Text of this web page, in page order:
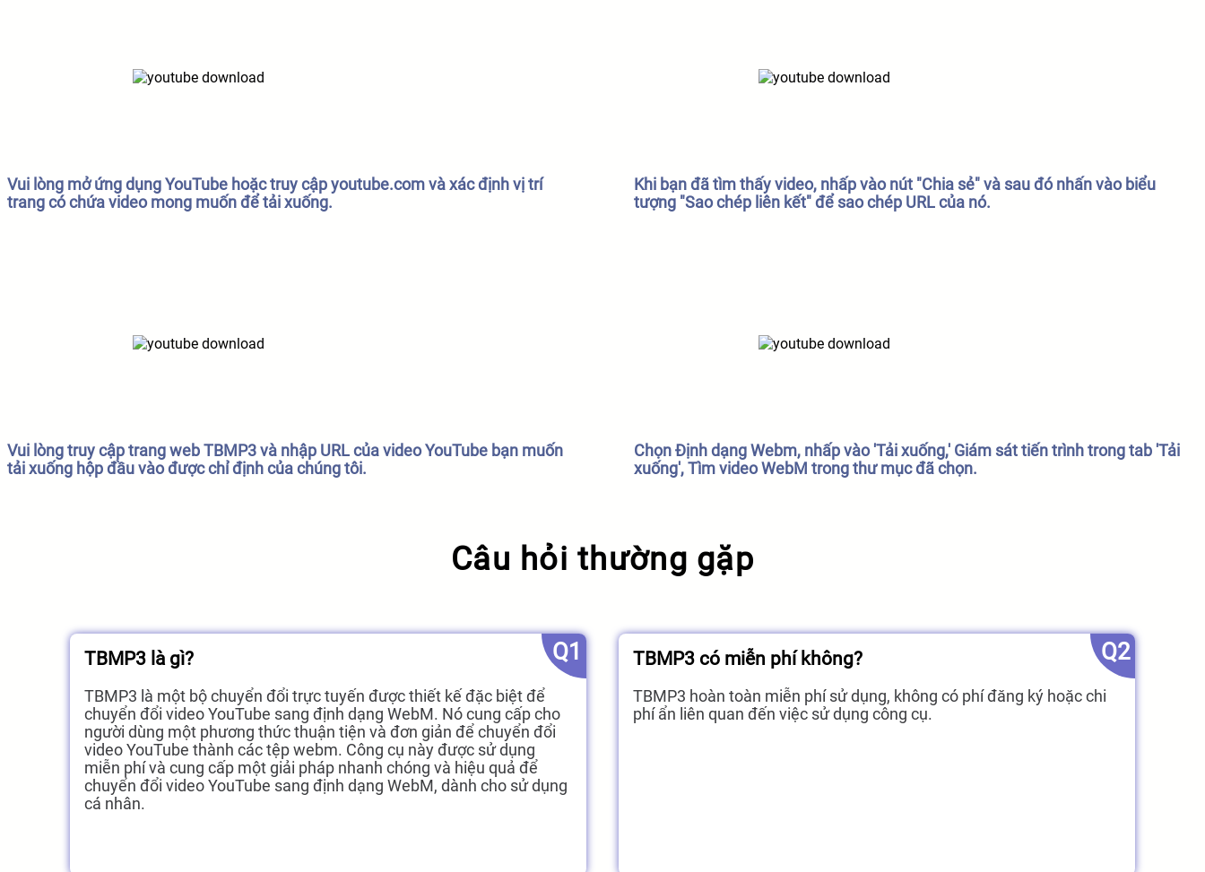
Vui lòng mở ứng dụng YouTube hoặc truy cập youtube.com và xác định vị trí
trang có chứa video mong muốn để tải xuống.
Khi bạn đã tìm thấy video, nhấp vào nút "Chia sẻ" và sau đó nhấn vào biểu
tượng "Sao chép liên kết" để sao chép URL của nó.
Vui lòng truy cập trang web TBMP3 và nhập URL của video YouTube bạn muốn
tải xuống hộp đầu vào được chỉ định của chúng tôi.
Chọn Định dạng Webm, nhấp vào 'Tải xuống,' Giám sát tiến trình trong tab 'Tải
xuống', Tìm video WebM trong thư mục đã chọn.
Câu hỏi thường gặp
Q1
TBMP3 là gì?
TBMP3 là một bộ chuyển đổi trực tuyến được thiết kế đặc biệt để
chuyển đổi video YouTube sang định dạng WebM. Nó cung cấp cho
người dùng một phương thức thuận tiện và đơn giản để chuyển đổi
video YouTube thành các tệp webm. Công cụ này được sử dụng
miễn phí và cung cấp một giải pháp nhanh chóng và hiệu quả để
chuyển đổi video YouTube sang định dạng WebM, dành cho sử dụng
cá nhân.
Q2
TBMP3 có miễn phí không?
TBMP3 hoàn toàn miễn phí sử dụng, không có phí đăng ký hoặc chi
phí ẩn liên quan đến việc sử dụng công cụ.